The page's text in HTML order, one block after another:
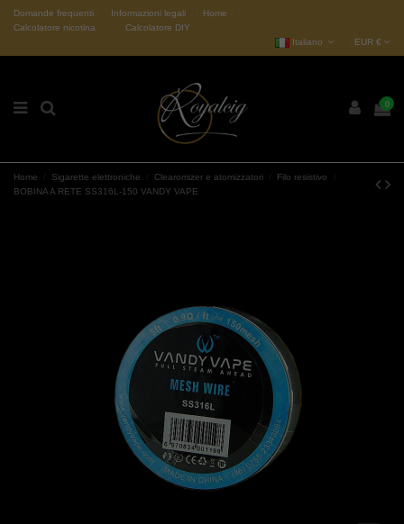
Domande frequenti Informazioni legali
Home
Calcolatore nicotina
Calcolatore DIY
Italiano
EUR €
0
Home Sigarette elettroniche Clearomizer e atomizzatori
Filo resistivo
BOBINA A RETE SS316L-150 VANDY VAPE